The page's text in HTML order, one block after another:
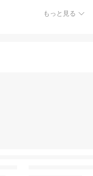
もっと見る